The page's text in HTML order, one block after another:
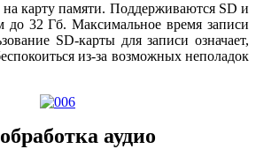
на карту памяти. Поддерживаются SD и
до 32 Гб. Максимальное время записи
SD-карты для записи означает,
из-за возможных неполадок
аудио